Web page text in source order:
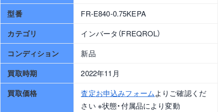
型番 FR-E840-0.75KEPA
カテゴリ インバータ（FREQROL）
コンディション 新品
買取時期 2022年11月
買取価格 査定お申込みフォームよりご確認くだ
さい ※状態・付属品により変動